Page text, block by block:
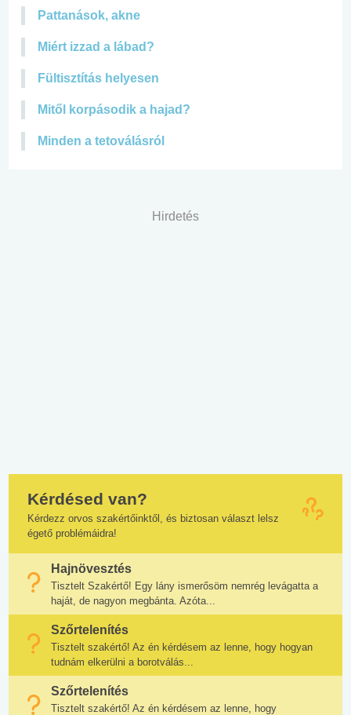
Pattanások, akne
Miért izzad a lábad?
Fültisztítás helyesen
Mitől korpásodik a hajad?
Minden a tetoválásról
Hirdetés
Kérdésed van?
Kérdezz orvos szakértőinktől, és biztosan választ lelsz
égető problémáidra!
Hajnövesztés
Tisztelt Szakértő! Egy lány ismerősöm nemrég levágatta a
haját, de nagyon megbánta. Azóta...
Szőrtelenítés
Tisztelt szakértő! Az én kérdésem az lenne, hogy hogyan
tudnám elkerülni a borotválás...
Szőrtelenítés
Tisztelt szakértő! Az én kérdésem az lenne, hogy